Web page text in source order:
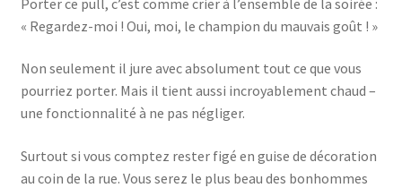
« Regardez-moi ! Oui, moi, le champion du mauvais goût ! »
Non seulement il jure avec absolument tout ce que vous
pourriez porter. Mais il tient aussi incroyablement chaud –
une fonctionnalité à ne pas négliger.
Surtout si vous comptez rester figé en guise de décoration
au coin de la rue. Vous serez le plus beau des bonhommes